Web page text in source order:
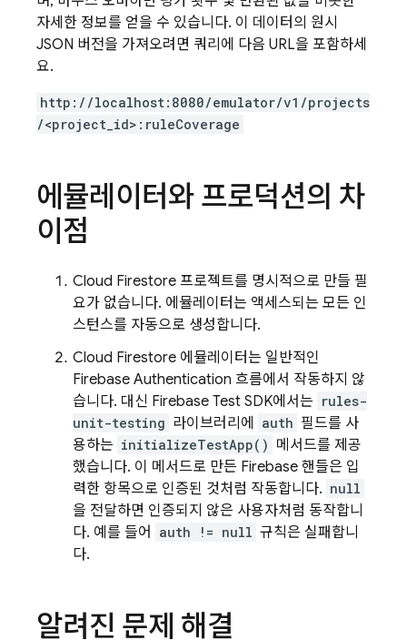
자세한 정보를 얻을 수 있습니다. 이 데이터의 원시
JSON 버전을 가져오려면 쿼리에 다음 URL을 포함하세
요.
http://localhost:8080/emulator/v1/projects
/<project_id>:ruleCoverage
에뮬레이터와 프로덕션의 차
이점
Cloud Firestore 프로젝트를 명시적으로 만들 필
요가 없습니다. 에뮬레이터는 액세스되는 모든 인
스턴스를 자동으로 생성합니다.
Cloud Firestore 에뮬레이터는 일반적인
Firebase Authentication 흐름에서 작동하지 않
습니다. 대신 Firebase Test SDK에서는 rules-
unit-testing 라이브러리에 auth 필드를 사
용하는 initializeTestApp() 메서드를 제공
했습니다. 이 메서드로 만든 Firebase 핸들은 입
력한 항목으로 인증된 것처럼 작동합니다. null
을 전달하면 인증되지 않은 사용자처럼 동작합니
다. 예를 들어
auth != null 규칙은 실패합니
다.
알려진 문제 해결